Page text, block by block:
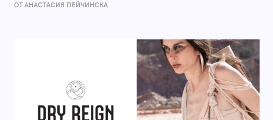
ОТ AНАСТАСИЯ ПЕЙЧИНСКА